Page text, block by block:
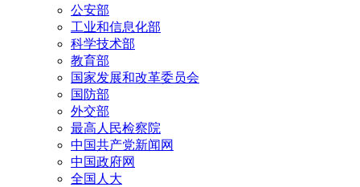
公安部
工业和信息化部
科学技术部
教育部
国家发展和改革委员会
国防部
外交部
最高人民检察院
中国共产党新闻网
中国政府网
全国人大